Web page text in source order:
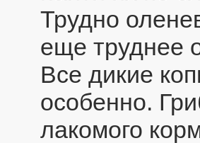
Трудно
еще труднее
Все дикие
особенно.
лакомого